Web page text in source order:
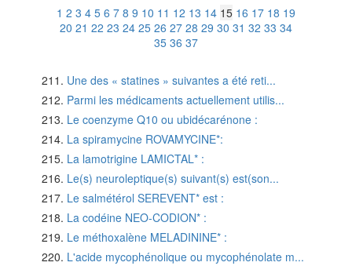
1 2 3 4 5 6 7 8 9 10 11 12 13 14 15 16 17 18 19
20 21 22 23 24 25 26 27 28 29 30 31 32 33 34
35 36 37
Une des « statines » suivantes a été reti...
Parmi les médicaments actuellement utilis...
Le coenzyme Q10 ou ubidécarénone :
La spiramycine ROVAMYCINE*:
La lamotrigine LAMICTAL* :
Le(s) neuroleptique(s) suivant(s) est(son...
Le salmétérol SEREVENT* est :
La codéine NEO-CODION* :
Le méthoxalène MELADININE* :
L'acide mycophénolique ou mycophénolate m...